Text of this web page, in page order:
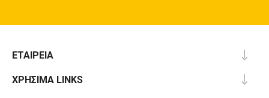
ΕΤΑΙΡΕΊΑ
ΧΡΉΣΙΜΑ LINKS